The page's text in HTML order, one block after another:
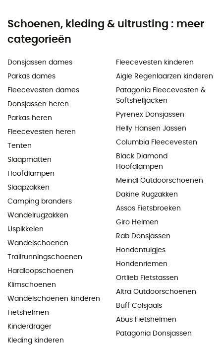
Schoenen, kleding & uitrusting : meer
categorieën
Donsjassen dames
Parkas dames
Fleecevesten dames
Donsjassen heren
Parkas heren
Fleecevesten heren
Tenten
Slaapmatten
Hoofdlampen
Slaapzakken
Camping branders
Wandelrugzakken
IJspikkelen
Wandelschoenen
Trailrunningschoenen
Hardloopschoenen
Klimschoenen
Wandelschoenen kinderen
Fietshelmen
Kinderdrager
Kleding kinderen
Fleecevesten kinderen
Aigle Regenlaarzen kinderen
Patagonia Fleecevesten &
Softshelljacken
Pyrenex Donsjassen
Helly Hansen Jassen
Columbia Fleecevesten
Black Diamond
Hoofdlampen
Meindl Outdoorschoenen
Dakine Rugzakken
Assos Fietsbroeken
Giro Helmen
Rab Donsjassen
Hondentuigjes
Hondenriemen
Ortlieb Fietstassen
Altra Outdoorschoenen
Buff Colsjaals
Abus Fietshelmen
Patagonia Donsjassen